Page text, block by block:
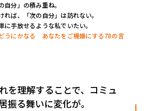
自分」の積み重ね。
れば、「次の自分」は訪れない。
手放せるような私でいたい。
うにかなる あなたをご機嫌にする78の言
を理解することで、コミュ
振る舞いに変化が。